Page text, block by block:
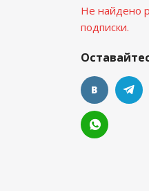
Не найдено
подписки.